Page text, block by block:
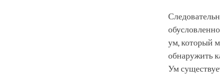
ум, который
обнаружить
Ум